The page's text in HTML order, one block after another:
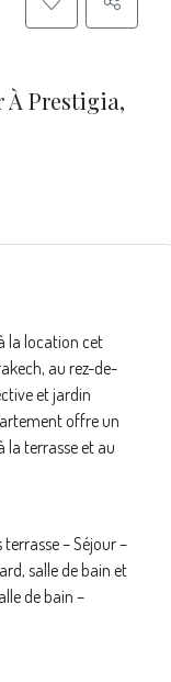
À Prestigia,
la location cet
au rez-de-
et jardin
offre un
la terrasse et au
– Séjour –
salle de bain et
de bain –